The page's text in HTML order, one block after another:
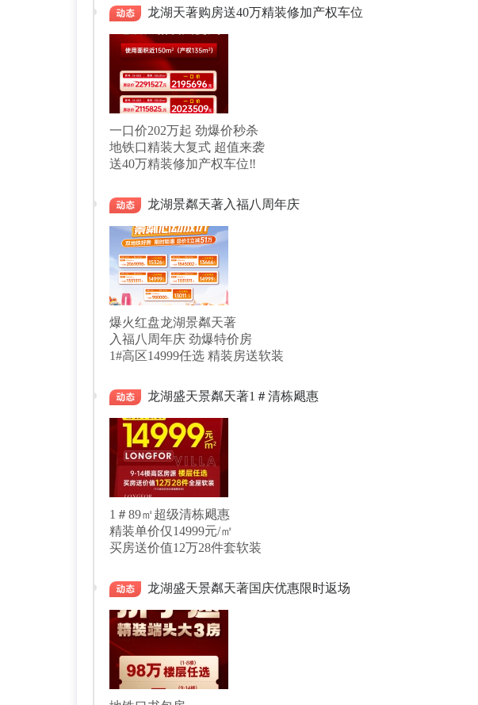
龙湖天著购房送40万精装修加产权车位
一口价202万起 劲爆价秒杀
地铁口精装大复式 超值来袭
送40万精装修加产权车位‼
龙湖景粼天著入福八周年庆
爆火红盘龙湖景粼天著
入福八周年庆 劲爆特价房
龙湖盛天景粼天著1＃清栋飓惠
1＃89㎡超级清栋飓惠
精装单价仅14999元/㎡
买房送价值12万28件套软装
龙湖盛天景粼天著国庆优惠限时返场